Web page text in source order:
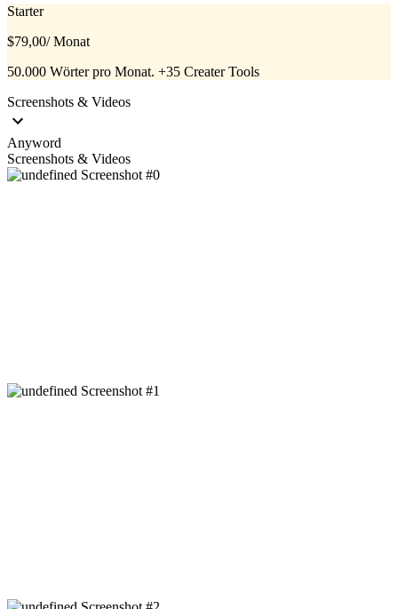
Starter
$79,00/ Monat
50.000 Wörter pro Monat. +35 Creater Tools
Screenshots & Videos
Anyword
Screenshots & Videos